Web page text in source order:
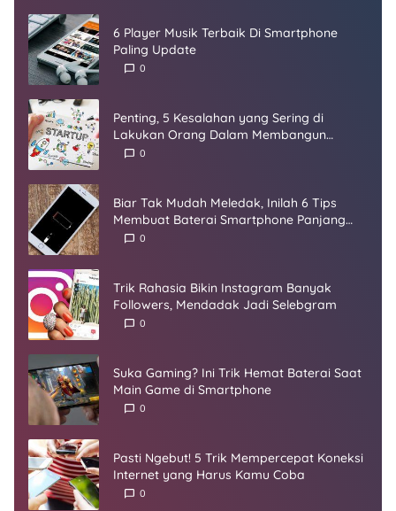
6 Player Musik Terbaik Di Smartphone
Paling Update
0
Penting, 5 Kesalahan yang Sering di
Lakukan Orang Dalam Membangun
Startup
0
Biar Tak Mudah Meledak, Inilah 6 Tips
Membuat Baterai Smartphone Panjang
Umur
0
Trik Rahasia Bikin Instagram Banyak
Followers, Mendadak Jadi Selebgram
0
Suka Gaming? Ini Trik Hemat Baterai Saat
Main Game di Smartphone
0
Pasti Ngebut! 5 Trik Mempercepat Koneksi
Internet yang Harus Kamu Coba
0